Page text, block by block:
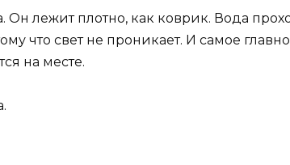
Он лежит плотно, как коврик. Вода
что свет не проникает. И самое
на месте.